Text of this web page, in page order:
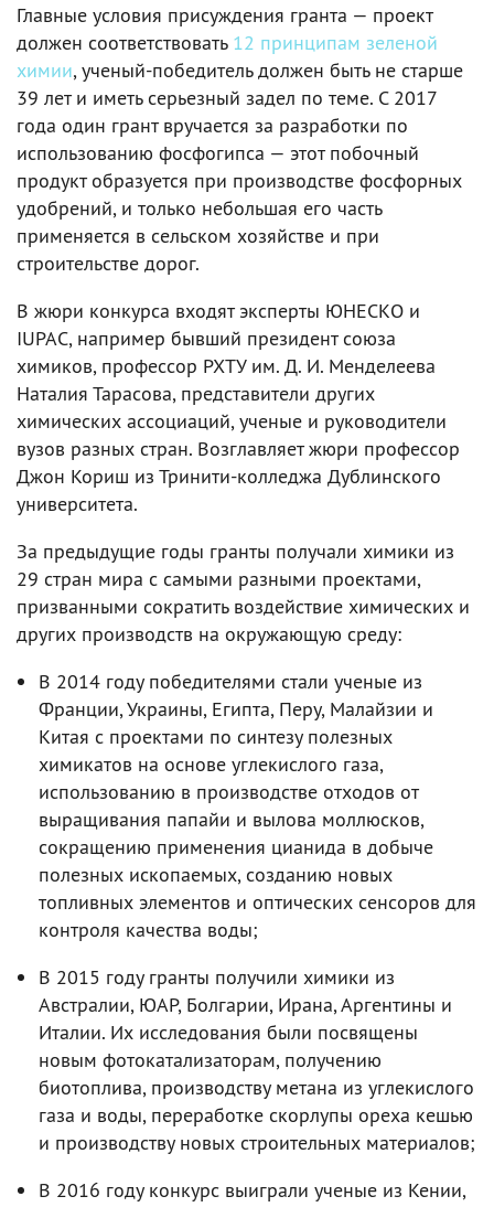
Главные условия присуждения гранта — проект
должен соответствовать 12 принципам зеленой
химии, ученый-победитель должен быть не старше
39 лет и иметь серьезный задел по теме. С 2017
года один грант вручается за разработки по
использованию фосфогипса — этот побочный
продукт образуется при производстве фосфорных
удобрений, и только небольшая его часть
применяется в сельском хозяйстве и при
строительстве дорог.
В жюри конкурса входят эксперты ЮНЕСКО и
IUPAC, например бывший президент союза
химиков, профессор РХТУ им. Д. И. Менделеева
Наталия Тарасова, представители других
химических ассоциаций, ученые и руководители
вузов разных стран. Возглавляет жюри профессор
Джон Кориш из Тринити-колледжа Дублинского
университета.
За предыдущие годы гранты получали химики из
29 стран мира с самыми разными проектами,
призванными сократить воздействие химических и
других производств на окружающую среду:
В 2014 году победителями стали ученые из
Франции, Украины, Египта, Перу, Малайзии и
Китая с проектами по синтезу полезных
химикатов на основе углекислого газа,
использованию в производстве отходов от
выращивания папайи и вылова моллюсков,
сокращению применения цианида в добыче
полезных ископаемых, созданию новых
топливных элементов и оптических сенсоров для
контроля качества воды;
В 2015 году гранты получили химики из
Австралии, ЮАР, Болгарии, Ирана, Аргентины и
Италии. Их исследования были посвящены
новым фотокатализаторам, получению
биотоплива, производству метана из углекислого
газа и воды, переработке скорлупы ореха кешью
и производству новых строительных материалов;
В 2016 году конкурс выиграли ученые из Кении,